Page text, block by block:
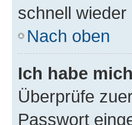
schnell
Nach oben
Ich habe
Überprüfe
Passwort